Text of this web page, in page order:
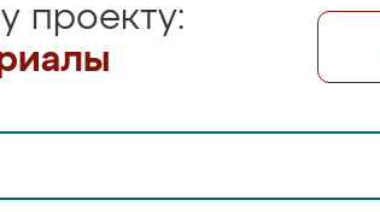
проекту: